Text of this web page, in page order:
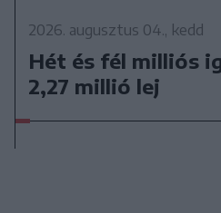
2026. augusztus 04., kedd
Hét és fél milliós
2,27 millió lej